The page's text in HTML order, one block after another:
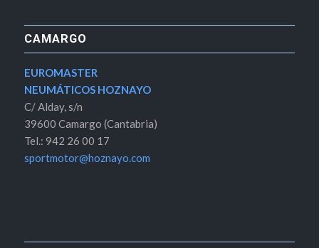
CAMARGO
EUROMASTER
NEUMÁTICOS HOZNAYO
C/ Alday, s/n
39600 Camargo (Cantabria)
Tel.: 942 26 00 17
sportmotor@hoznayo.com